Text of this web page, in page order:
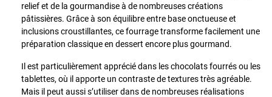
relief et de la gourmandise à de nombreuses créations
pâtissières. Grâce à son équilibre entre base onctueuse et
inclusions croustillantes, ce fourrage transforme facilement une
préparation classique en dessert encore plus gourmand.
Il est particulièrement apprécié dans les chocolats fourrés ou les
tablettes, où il apporte un contraste de textures très agréable.
Mais il peut aussi s’utiliser dans de nombreuses réalisations